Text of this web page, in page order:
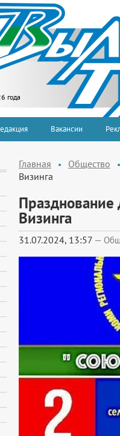
года
Вакансии
Главная
Общество
Визинга
Празднование
Визинга
31.07.2024, 13:57 —